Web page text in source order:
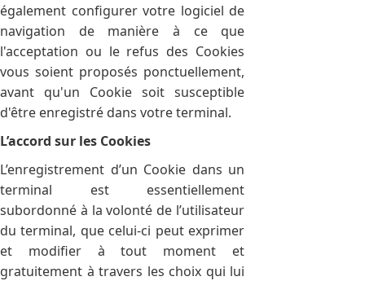
également configurer votre logiciel de
navigation de manière à ce que
l'acceptation ou le refus des Cookies
vous soient proposés ponctuellement,
avant qu'un Cookie soit susceptible
d'être enregistré dans votre terminal.
L’accord sur les Cookies
L’enregistrement d’un Cookie dans un
terminal est essentiellement
subordonné à la volonté de l’utilisateur
du terminal, que celui-ci peut exprimer
et modifier à tout moment et
gratuitement à travers les choix qui lui